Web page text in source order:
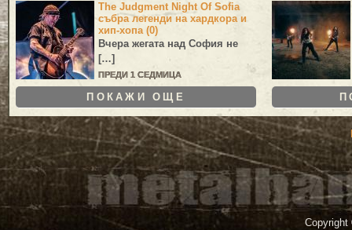
The Judgment Night Of Sofia
събра легенди на хардкора и
хип-хопа (0)
Вчера жегата над София не
[…]
ПРЕДИ 1 СЕДМИЦА
ПОКАЖИ ОЩЕ